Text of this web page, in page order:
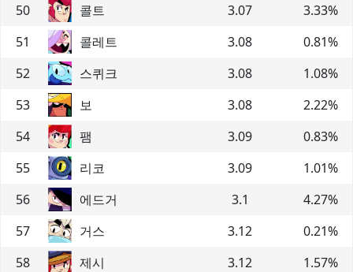
50
콜트 3.07 3.33%
51
콜레트 3.08 0.81%
52
스퀴크 3.08 1.08%
53
보 3.08 2.22%
54
팸 3.09 0.83%
55
리코 3.09 1.01%
56
에드거 3.1 4.27%
57
거스 3.12 0.21%
58
제시 3.12 1.57%